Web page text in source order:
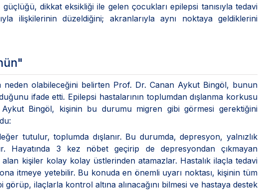
güçlüğü, dikkat eksikliği ile gelen çocukları epilepsi tanısıyla tedavi
ilişkilerinin düzeldiğini; akranlarıyla aynı noktaya geldiklerini
neden olabileceğini belirten Prof. Dr. Canan Aykut Bingöl, bunun
ifade etti. Epilepsi hastalarının toplumdan dışlanma korkusu
Aykut Bingöl, kişinin bu durumu migren gibi görmesi gerektiğini
tutulur, toplumda dışlanır. Bu durumda, depresyon, yalnızlık
Hayatında 3 kez nöbet geçirip de depresyondan çıkmayan
alan kişiler kolay kolay üstlerinden atamazlar. Hastalık ilaçla tedavi
itmeye yetebilir. Bu konuda en önemli uyarı noktası, kişinin tüm
ilaçlarla kontrol altına alınacağını bilmesi ve hastaya destek